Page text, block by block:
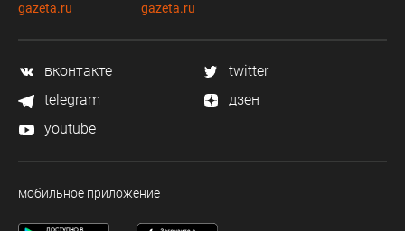
gazeta.ru
gazeta.ru
вконтакте
twitter
telegram
дзен
youtube
мобильное приложение